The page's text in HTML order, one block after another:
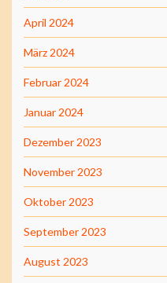
April 2024
März 2024
Februar 2024
Januar 2024
Dezember 2023
November 2023
Oktober 2023
September 2023
August 2023